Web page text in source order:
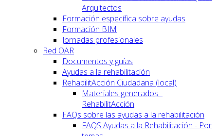
Arquitectos
Formación específica sobre ayudas
Formación BIM
Jornadas profesionales
Red OAR
Documentos y guías
Ayudas a la rehabilitación
RehabilitAcción Ciudadana (local)
Materiales generados -
RehabilitAcción
FAQs sobre las ayudas a la rehabilitación
FAQS Ayudas a la Rehabilitación - Por